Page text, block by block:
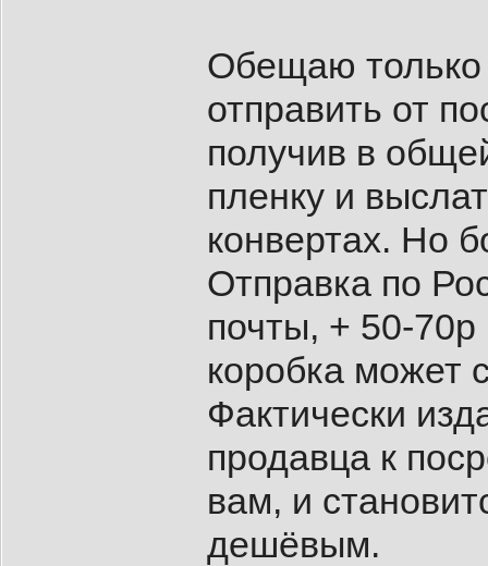
Обещаю только
отправить от
получив в
пленку и
конвертах. Но
Отправка по
почты, + 50-
коробка может
Фактически
продавца к
вам, и
дешёвым.